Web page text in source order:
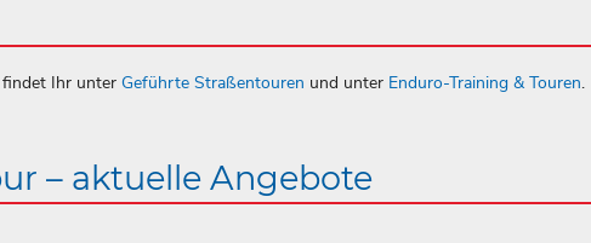
Ihr unter Geführte Straßentouren und unter Enduro-Training & Touren.
– aktuelle Angebote